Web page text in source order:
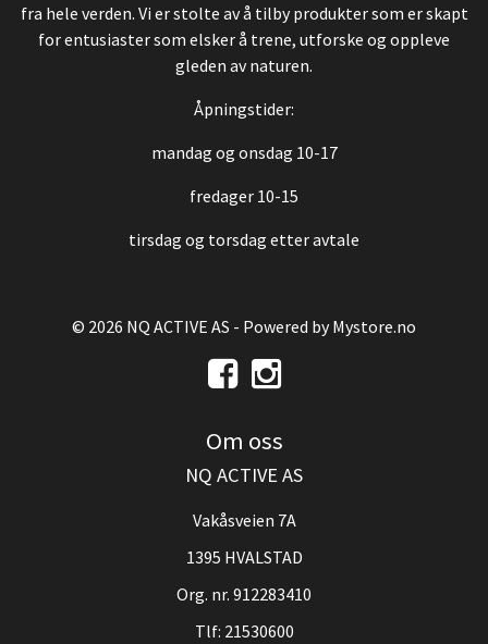
fra hele verden. Vi er stolte av å tilby produkter som er skapt
for entusiaster som elsker å trene, utforske og oppleve
gleden av naturen.
Åpningstider:
mandag og onsdag 10-17
fredager 10-15
tirsdag og torsdag etter avtale
© 2026 NQ ACTIVE AS - Powered byMystore.no
Om oss
NQ ACTIVE AS
Vakåsveien 7A
1395 HVALSTAD
Org. nr. 912283410
Tlf: 21530600